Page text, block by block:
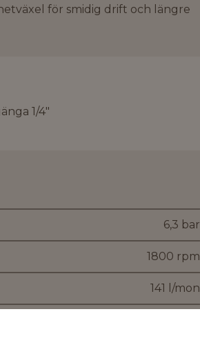
för smidig drift och längre
1/4"
6,3 bar
1800 rpm
141 l/mon